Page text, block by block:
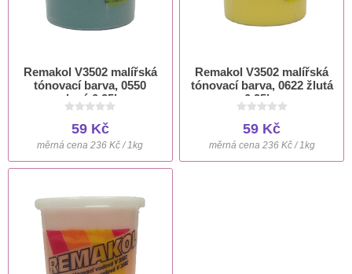
Remakol V3502 malířská
tónovací barva, 0550
zelená 0.25kg
59 Kč
měrná cena 236 Kč / 1kg
Remakol V3502 malířská
tónovací barva, 0622 žlutá
0,25kg
59 Kč
měrná cena 236 Kč / 1kg